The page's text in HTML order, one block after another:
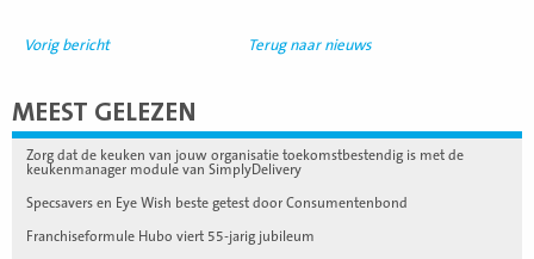
Vorig bericht Terug naar nieuws
MEEST GELEZEN
Zorg dat de keuken van jouw organisatie toekomstbestendig is met de
keukenmanager module van SimplyDelivery
Specsavers en Eye Wish beste getest door Consumentenbond
Franchiseformule Hubo viert 55-jarig jubileum